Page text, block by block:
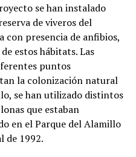
se han instalado
de viveros del
con presencia de anfibios,
estos hábitats. Las
puntos
la colonización natural
se han utilizado distintos
que estaban
en el Parque del Alamillo
de 1992.